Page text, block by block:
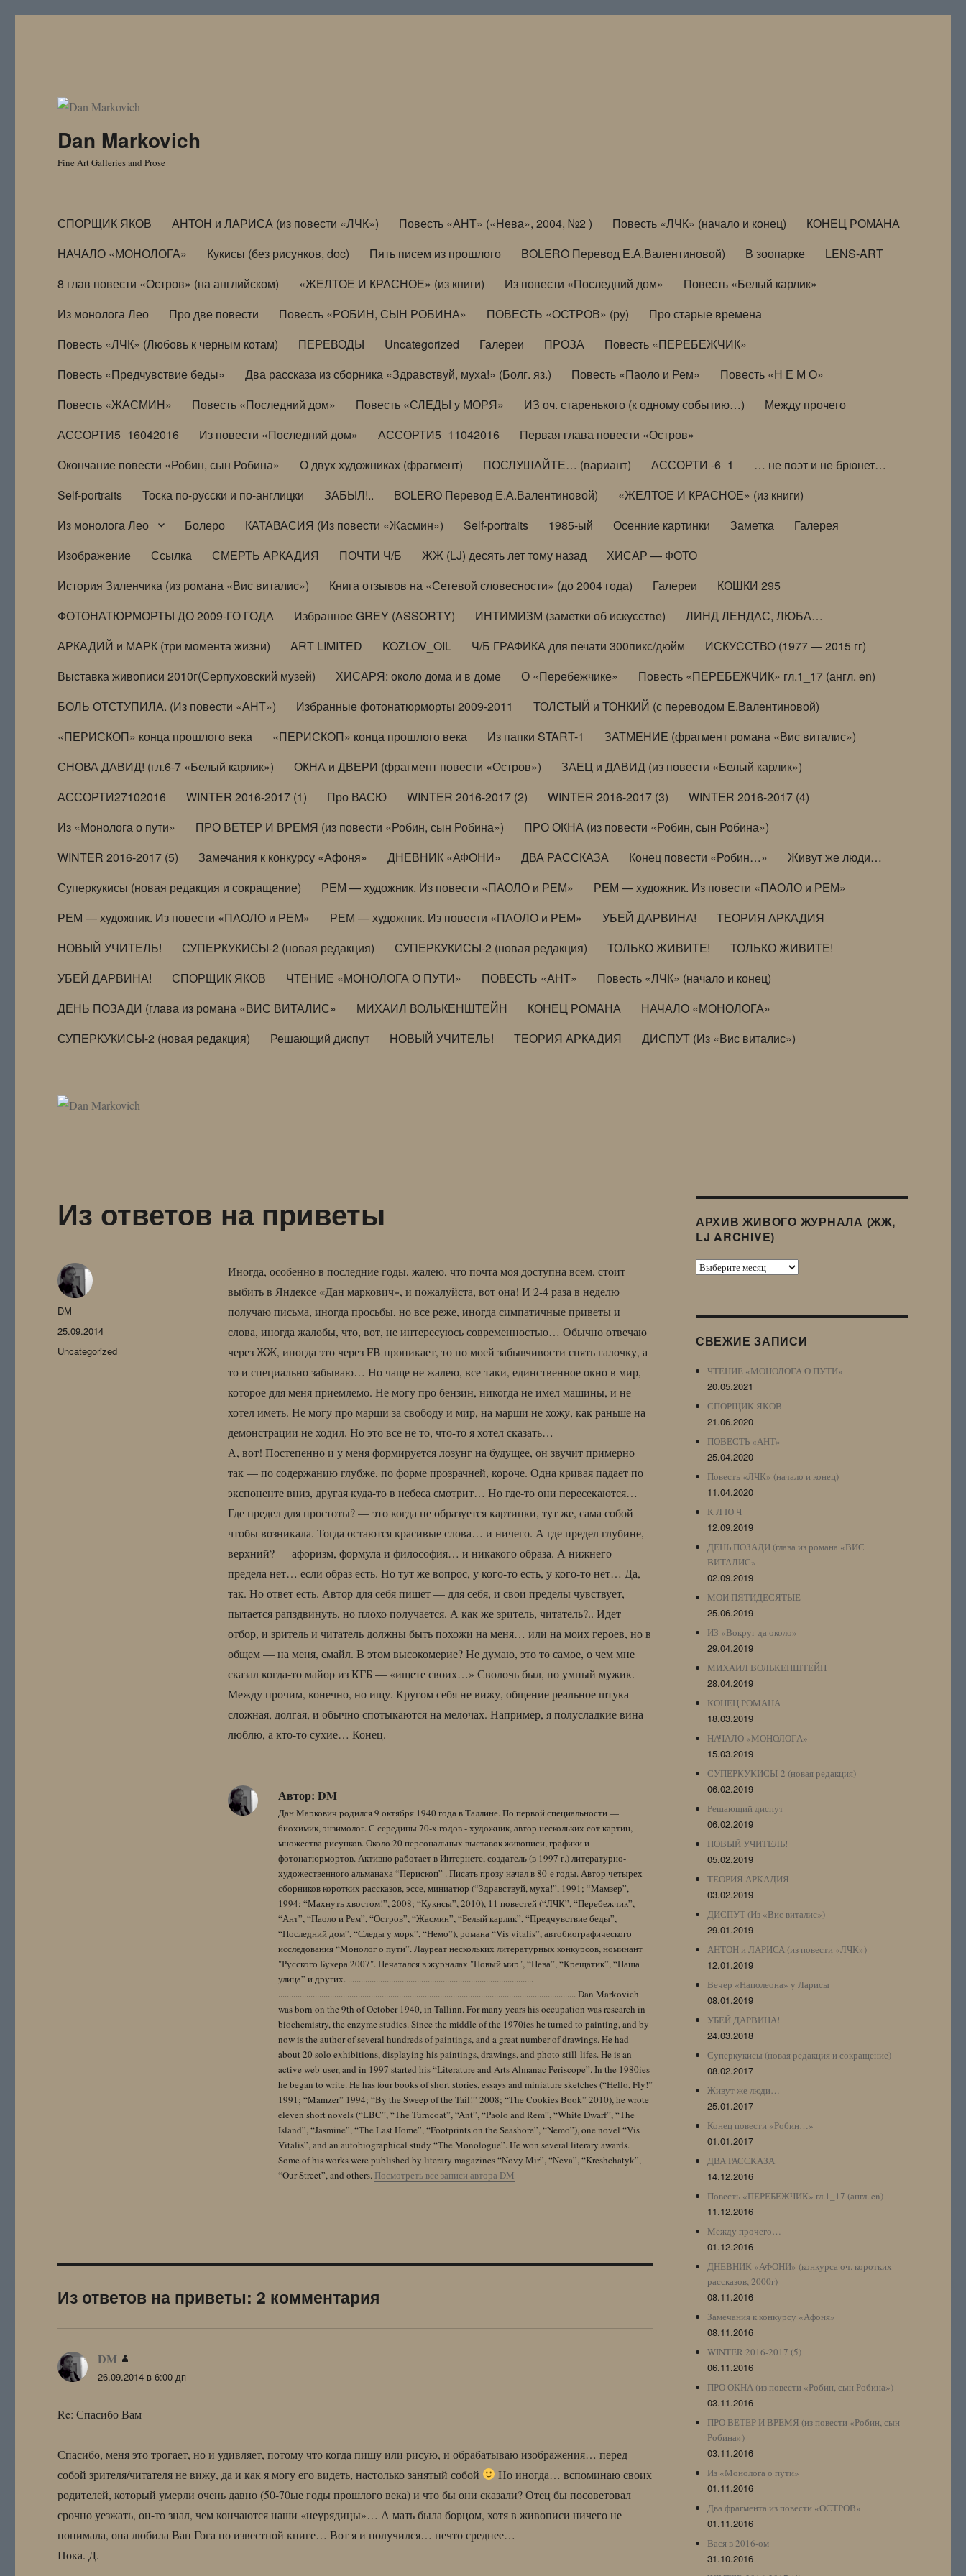
Dan Markovich
Fine Art Galleries and Prose
СПОРЩИК ЯКОВ АНТОН и ЛАРИСА (из повести «ЛЧК») Повесть «АНТ» («Нева», 2004, №2 ) Повесть «ЛЧК» (начало и конец)
КОНЕЦ РОМАНА
НАЧАЛО «МОНОЛОГА»
Кукисы (без рисунков, doc) Пять писем из прошлого BOLERO Перевод Е.А.Валентиновой) В зоопарке
LENS-ART
8 глав повести «Остров» (на английском)
«ЖЕЛТОЕ И КРАСНОЕ» (из книги) Из повести «Последний дом»
Повесть «Белый карлик»
Из монолога Лео
Про две повести Повесть «РОБИН, СЫН РОБИНА» ПОВЕСТЬ «ОСТРОВ» (ру)
Про старые времена
Повесть «ЛЧК» (Любовь к черным котам)
ПЕРЕВОДЫ Uncategorized Галереи ПРОЗА
Повесть «ПЕРЕБЕЖЧИК»
Повесть «Предчувствие беды»
Два рассказа из сборника «Здравствуй, муха!» (Болг. яз.) Повесть «Паоло и Рем»
Повесть «Н Е М О»
Повесть «ЖАСМИН»
Повесть «Последний дом» Повесть «СЛЕДЫ у МОРЯ» ИЗ оч. старенького (к одному событию…)
Между прочего
АССОРТИ5_16042016
Из повести «Последний дом» АССОРТИ5_11042016
Первая глава повести «Остров»
Окончание повести «Робин, сын Робина»
О двух художниках (фрагмент) ПОСЛУШАЙТЕ… (вариант) АССОРТИ -6_1
… не поэт и не брюнет…
Self-portraits
Тоска по-русски и по-англицки ЗАБЫЛ!.. BOLERO Перевод Е.А.Валентиновой)
«ЖЕЛТОЕ И КРАСНОЕ» (из книги)
Из монолога Лео
Болеро КАТАВАСИЯ (Из повести «Жасмин») Self-portraits 1985-ый Осенние картинки Заметка
Галерея
Изображение
Ссылка СМЕРТЬ АРКАДИЯ ПОЧТИ Ч/Б ЖЖ (LJ) десять лет тому назад
ХИСАР — ФОТО
История Зиленчика (из романа «Вис виталис»)
Книга отзывов на «Сетевой словесности» (до 2004 года) Галереи
КОШКИ 295
ФОТОНАТЮРМОРТЫ ДО 2009-ГО ГОДА
Избранное GREY (ASSORTY) ИНТИМИЗМ (заметки об искусстве)
ЛИНД ЛЕНДАС, ЛЮБА…
АРКАДИЙ и МАРК (три момента жизни)
ART LIMITED KOZLOV_OIL Ч/Б ГРАФИКА для печати 300пикс/дюйм
ИСКУССТВО (1977 — 2015 гг)
Выставка живописи 2010г(Серпуховский музей)
ХИСАРЯ: около дома и в доме О «Перебежчике»
Повесть «ПЕРЕБЕЖЧИК» гл.1_17 (англ. en)
БОЛЬ ОТСТУПИЛА. (Из повести «АНТ»)
Избранные фотонатюрморты 2009-2011
ТОЛСТЫЙ и ТОНКИЙ (с переводом Е.Валентиновой)
«ПЕРИСКОП» конца прошлого века
«ПЕРИСКОП» конца прошлого века Из папки START-1
ЗАТМЕНИЕ (фрагмент романа «Вис виталис»)
СНОВА ДАВИД! (гл.6-7 «Белый карлик»)
ОКНА и ДВЕРИ (фрагмент повести «Остров»)
ЗАЕЦ и ДАВИД (из повести «Белый карлик»)
АССОРТИ27102016
WINTER 2016-2017 (1) Про ВАСЮ WINTER 2016-2017 (2) WINTER 2016-2017 (3)
WINTER 2016-2017 (4)
Из «Монолога о пути»
ПРО ВЕТЕР И ВРЕМЯ (из повести «Робин, сын Робина»)
ПРО ОКНА (из повести «Робин, сын Робина»)
WINTER 2016-2017 (5)
Замечания к конкурсу «Афоня» ДНЕВНИК «АФОНИ» ДВА РАССКАЗА Конец повести «Робин…»
Живут же люди…
Суперкукисы (новая редакция и сокращение)
РЕМ — художник. Из повести «ПАОЛО и РЕМ»
РЕМ — художник. Из повести «ПАОЛО и РЕМ»
РЕМ — художник. Из повести «ПАОЛО и РЕМ»
РЕМ — художник. Из повести «ПАОЛО и РЕМ» УБЕЙ ДАРВИНА!
ТЕОРИЯ АРКАДИЯ
НОВЫЙ УЧИТЕЛЬ!
СУПЕРКУКИСЫ-2 (новая редакция) СУПЕРКУКИСЫ-2 (новая редакция) ТОЛЬКО ЖИВИТЕ!
ТОЛЬКО ЖИВИТЕ!
УБЕЙ ДАРВИНА!
СПОРЩИК ЯКОВ ЧТЕНИЕ «МОНОЛОГА О ПУТИ» ПОВЕСТЬ «АНТ»
Повесть «ЛЧК» (начало и конец)
ДЕНЬ ПОЗАДИ (глава из романа «ВИС ВИТАЛИС»
МИХАИЛ ВОЛЬКЕНШТЕЙН КОНЕЦ РОМАНА
НАЧАЛО «МОНОЛОГА»
СУПЕРКУКИСЫ-2 (новая редакция)
Решающий диспут НОВЫЙ УЧИТЕЛЬ! ТЕОРИЯ АРКАДИЯ ДИСПУТ (Из «Вис виталис»)
Из ответов на приветы
Иногда, особенно в последние годы, жалею, что почта моя доступна всем, стоит
выбить в Яндексе «Дан маркович», и пожалуйста, вот она! И 2-4 раза в неделю
получаю письма, иногда просьбы, но все реже, иногда симпатичные приветы и
слова, иногда жалобы, что, вот, не интересуюсь современностью… Обычно отвечаю
через ЖЖ, иногда это через FB проникает, то по моей забывчивости снять галочку, а
то и специально забываю… Но чаще не жалею, все-таки, единственное окно в мир,
которое для меня приемлемо. Не могу про бензин, никогда не имел машины, и не
хотел иметь. Не могу про марши за свободу и мир, на марши не хожу, как раньше на
демонстрации не ходил. Но это все не то, что-то я хотел сказать…
А, вот! Постепенно и у меня формируется лозунг на будущее, он звучит примерно
так — по содержанию глубже, по форме прозрачней, короче. Одна кривая падает по
экспоненте вниз, другая куда-то в небеса смотрит… Но где-то они пересекаются…
Где предел для простоты? — это когда не образуется картинки, тут же, сама собой
чтобы возникала. Тогда остаются красивые слова… и ничего. А где предел глубине,
верхний? — афоризм, формула и философия… и никакого образа. А нижнего
предела нет… если образ есть. Но тут же вопрос, у кого-то есть, у кого-то нет… Да,
так. Но ответ есть. Автор для себя пишет — для себя, и свои пределы чувствует,
пытается рапздвинуть, но плохо получается. А как же зритель, читатель?.. Идет
отбор, и зритель и читатель должны быть похожи на меня… или на моих героев, но в
общем — на меня, смайл. В этом высокомерие? Не думаю, это то самое, о чем мне
сказал когда-то майор из КГБ — «ищете своих…» Сволочь был, но умный мужик.
Между прочим, конечно, но ищу. Кругом себя не вижу, общение реальное штука
сложная, долгая, и обычно спотыкаются на мелочах. Например, я полусладкие вина
люблю, а кто-то сухие… Конец.
Автор: DM
Дан Маркович родился 9 октября 1940 года в Таллине. По первой специальности —
биохимик, энзимолог. С середины 70-х годов - художник, автор нескольких сот картин,
множества рисунков. Около 20 персональных выставок живописи, графики и
фотонатюрмортов. Активно работает в Интернете, создатель (в 1997 г.) литературно-
художественного альманаха “Перископ” . Писать прозу начал в 80-е годы. Автор четырех
сборников коротких рассказов, эссе, миниатюр (“Здравствуй, муха!”, 1991; “Мамзер”,
1994; “Махнуть хвостом!”, 2008; “Кукисы”, 2010), 11 повестей (“ЛЧК”, “Перебежчик”,
“Ант”, “Паоло и Рем”, “Остров”, “Жасмин”, “Белый карлик”, “Предчувствие беды”,
“Последний дом”, “Следы у моря”, “Немо”), романа “Vis vitalis”, автобиографического
исследования “Монолог о пути”. Лауреат нескольких литературных конкурсов, номинант
"Русского Букера 2007". Печатался в журналах "Новый мир", “Нева”, “Крещатик”, “Наша
улица” и других. ......................................................................................
.......................................................................................................................................... Dan Markovich
was born on the 9th of October 1940, in Tallinn. For many years his occupation was research in
biochemistry, the enzyme studies. Since the middle of the 1970ies he turned to painting, and by
now is the author of several hundreds of paintings, and a great number of drawings. He had
about 20 solo exhibitions, displaying his paintings, drawings, and photo still-lifes. He is an
active web-user, and in 1997 started his “Literature and Arts Almanac Periscope”. In the 1980ies
he began to write. He has four books of short stories, essays and miniature sketches (“Hello, Fly!”
1991; “Mamzer” 1994; “By the Sweep of the Tail!” 2008; “The Cookies Book” 2010), he wrote
eleven short novels (“LBC”, “The Turncoat”, “Ant”, “Paolo and Rem”, “White Dwarf”, “The
Island”, “Jasmine”, “The Last Home”, “Footprints on the Seashore”, “Nemo”), one novel “Vis
Vitalis”, and an autobiographical study “The Monologue”. He won several literary awards.
Some of his works were published by literary magazines “Novy Mir”, “Neva”, “Kreshchatyk”,
“Our Street”, and others. Посмотреть все записи автора DM
Автор
DM
Опубликовано
25.09.2014
Рубрики
Uncategorized
Из ответов на приветы: 2 комментария
DM
26.09.2014 в 6:00 дп
Re: Спасибо Вам
Спасибо, меня это трогает, но и удивляет, потому что когда пишу или рисую, и обрабатываю изображения… перед
собой зрителя/читателя не вижу, да и как я могу его видеть, настолько занятый собой
Но иногда… вспоминаю своих
родителей, который умерли очень давно (50-70ые годы прошлого века) и что бы они сказали? Отец бы посоветовал
срочно уезжать, он-то знал, чем кончаются наши «неурядицы»… А мать была борцом, хотя в живописи ничего не
понимала, она любила Ван Гога по известной книге… Вот я и получился… нечто среднее…
Пока. Д.
АРХИВ ЖИВОГО ЖУРНАЛА (ЖЖ,
LJ ARCHIVE)
Архив
Archive)
СВЕЖИЕ ЗАПИСИ
ЧТЕНИЕ «МОНОЛОГА О ПУТИ»
20.05.2021
СПОРЩИК ЯКОВ
21.06.2020
ПОВЕСТЬ «АНТ»
25.04.2020
Повесть «ЛЧК» (начало и конец)
11.04.2020
К Л Ю Ч
12.09.2019
ДЕНЬ ПОЗАДИ (глава из романа «ВИС
ВИТАЛИС»
02.09.2019
МОИ ПЯТИДЕСЯТЫЕ
25.06.2019
ИЗ «Вокруг да около»
29.04.2019
МИХАИЛ ВОЛЬКЕНШТЕЙН
28.04.2019
КОНЕЦ РОМАНА
18.03.2019
НАЧАЛО «МОНОЛОГА»
15.03.2019
СУПЕРКУКИСЫ-2 (новая редакция)
06.02.2019
Решающий диспут
06.02.2019
НОВЫЙ УЧИТЕЛЬ!
05.02.2019
ТЕОРИЯ АРКАДИЯ
03.02.2019
ДИСПУТ (Из «Вис виталис»)
29.01.2019
АНТОН и ЛАРИСА (из повести «ЛЧК»)
12.01.2019
Вечер «Наполеона» у Ларисы
08.01.2019
УБЕЙ ДАРВИНА!
24.03.2018
Суперкукисы (новая редакция и сокращение)
08.02.2017
Живут же люди…
25.01.2017
Конец повести «Робин…»
01.01.2017
ДВА РАССКАЗА
14.12.2016
Повесть «ПЕРЕБЕЖЧИК» гл.1_17 (англ. en)
11.12.2016
Между прочего…
01.12.2016
ДНЕВНИК «АФОНИ» (конкурса оч. коротких
рассказов, 2000г)
08.11.2016
Замечания к конкурсу «Афоня»
08.11.2016
WINTER 2016-2017 (5)
06.11.2016
ПРО ОКНА (из повести «Робин, сын Робина»)
03.11.2016
ПРО ВЕТЕР И ВРЕМЯ (из повести «Робин, сын
Робина»)
03.11.2016
Из «Монолога о пути»
01.11.2016
Два фрагмента из повести «ОСТРОВ»
01.11.2016
Вася в 2016-ом
31.10.2016